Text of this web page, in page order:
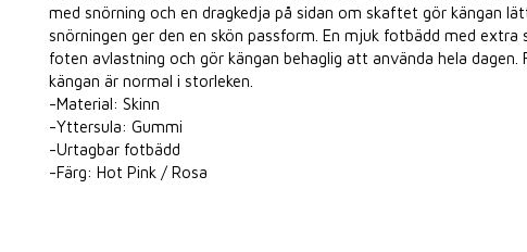
med snörning och en dragkedja på sidan om skaftet gör kängan
snörningen ger den en skön passform. En mjuk fotbädd med extra
foten avlastning och gör kängan behaglig att använda hela dagen.
kängan är normal i storleken.
-Material: Skinn
-Yttersula: Gummi
-Urtagbar fotbädd
-Färg: Hot Pink / Rosa